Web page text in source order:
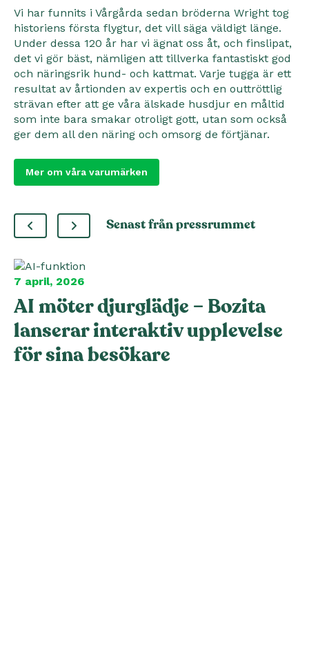
Vi har funnits i Vårgårda sedan bröderna Wright tog
historiens första flygtur, det vill säga väldigt länge.
Under dessa 120 år har vi ägnat oss åt, och finslipat,
det vi gör bäst, nämligen att tillverka fantastiskt god
och näringsrik hund- och kattmat. Varje tugga är ett
resultat av årtionden av expertis och en outtröttlig
strävan efter att ge våra älskade husdjur en måltid
som inte bara smakar otroligt gott, utan som också
ger dem all den näring och omsorg de förtjänar.
Mer om våra varumärken
Senast från pressrummet
7 april, 2026
AI möter djurglädje – Bozita
lanserar interaktiv upplevelse
för sina besökare